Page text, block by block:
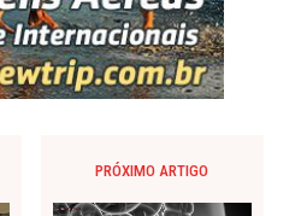
PRÓXIMO ARTIGO